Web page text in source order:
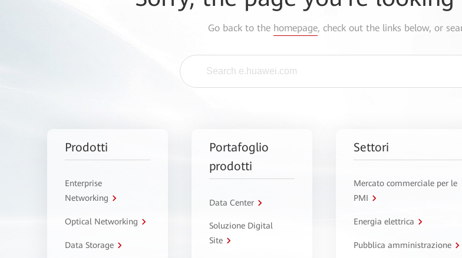
Go back to the homepage, check out the links below, or
Prodotti
Enterprise
Networking
Optical Networking
Data Storage
Portafoglio
prodotti
Data Center
Soluzione Digital
Site
Settori
Mercato commerciale per le
PMI
Energia elettrica
Pubblica amministrazione